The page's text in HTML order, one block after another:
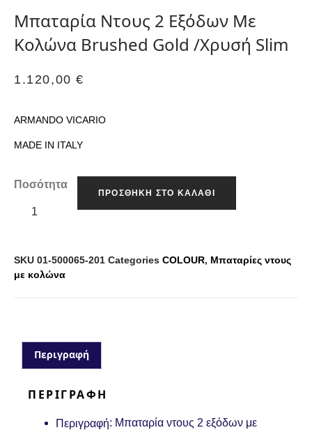
Μπαταρία Ντους 2 Εξόδων Με
Κολώνα Brushed Gold /Χρυσή Slim
1.120,00€
ARMANDO VICARIO
MADE IN ITALY
Ποσότητα
ΠΡΟΣΘΉΚΗ ΣΤΟ ΚΑΛΆΘΙ
SKU 01-500065-201 Categories COLOUR, Μπαταρίες ντους
με κολώνα
Περιγραφή
ΠΕΡΙΓΡΑΦΉ
Περιγραφή: Μπαταρία ντους 2 εξόδων με